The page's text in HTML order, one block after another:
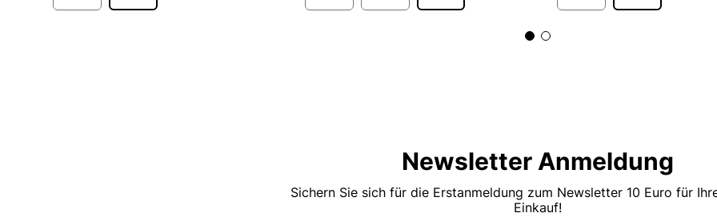
Newsletter Anmeldung
Sichern Sie sich für die Erstanmeldung zum Newsletter 10 Euro für
Einkauf!